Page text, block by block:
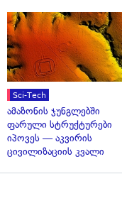
Sci-Tech
ამაზონის ჯუნგლებში
ფარული სტრუქტურები
იპოვეს — აკვირის
ცივილიზაციის კვალი